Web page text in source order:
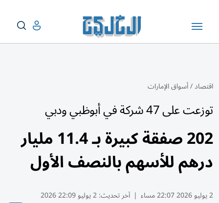
اقتصاد/أسواق الإمارات
توزعت على 47 شركة في أبوظبي ودبي
202 صفقة كبيرة بـ 11.4 مليار
درهم للأسهم بالنصف الأول
2 يوليو 2026 22:07 مساء | آخر تحديث:2 يوليو 22:09 2026